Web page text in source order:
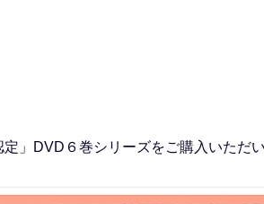
」DVD６巻シリーズをご購入いただ